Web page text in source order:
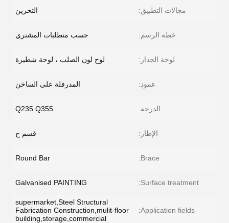
مجالات التطبيق: التخزين
خطة الرسم: حسب متطلبات المشتري
لوحة الجدار: لوح لون الصلب ، لوحة شطيرة
عمود: المدرفلة على الساخن
الدرجة: Q235 Q355
الإطار: قسم ح
Brace:
Round Bar
Surface treatment:
Galvanised PAINTING
Application fields:
supermarket,Steel Structural
Fabrication Construction,mulit-floor
building,storage,commercial